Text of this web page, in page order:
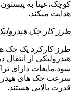
کوچک،عینا به
هدایت میکند.
طرز کار جک
طرز کارکرد یک جک
هیدرولیکی از
شود.مایعات دارای
سرعت جک های
قدرت بالایی هستند.